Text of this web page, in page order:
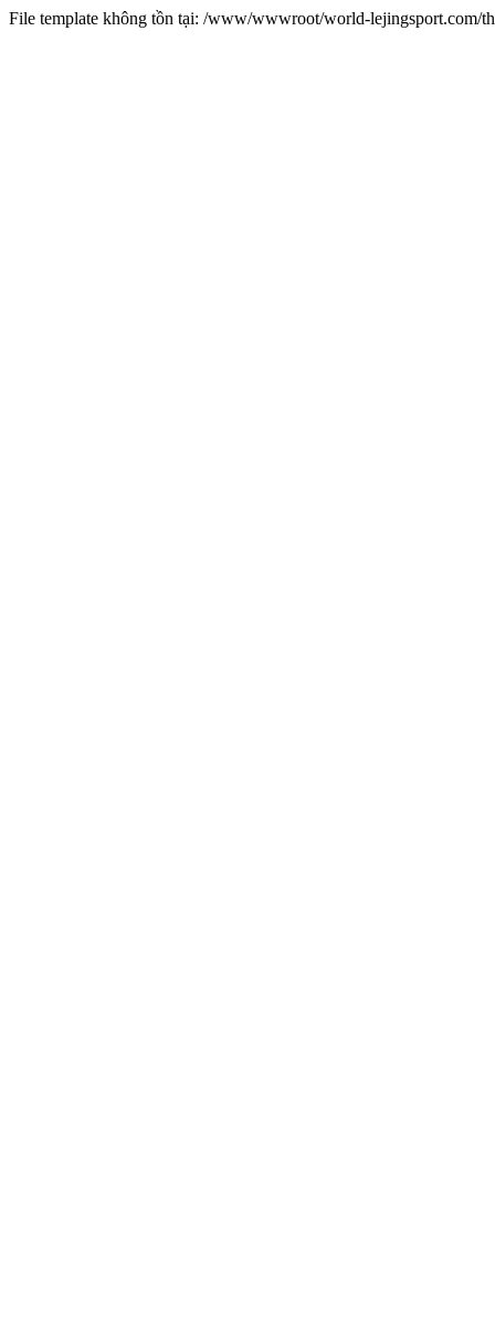
File template không tồn tại: /www/wwwroot/world-lejingsport.com/